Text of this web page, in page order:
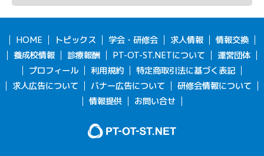
HOME トピックス 学会・研修会 求人情報
情報交換
養成校情報
診療報酬 PT-OT-ST.NETについて
運営団体
プロフィール
利用規約
特定商取引法に基づく表記
求人広告について
バナー広告について
研修会情報について
情報提供
お問い合せ